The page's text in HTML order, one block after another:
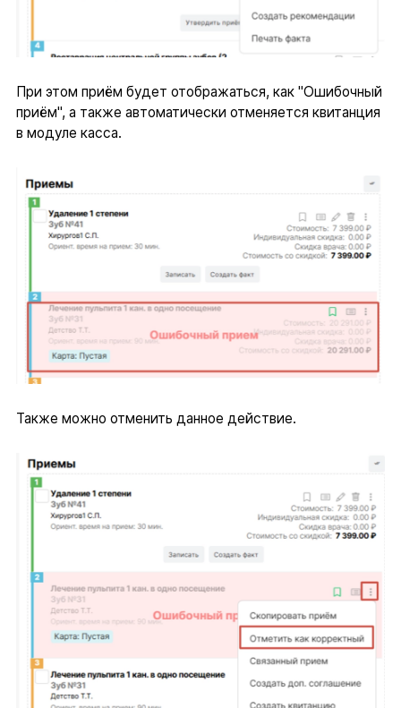
При этом приём будет отображаться, как "Ошибочный
приём", а также автоматически отменяется квитанция
в модуле касса.
Также можно отменить данное действие.